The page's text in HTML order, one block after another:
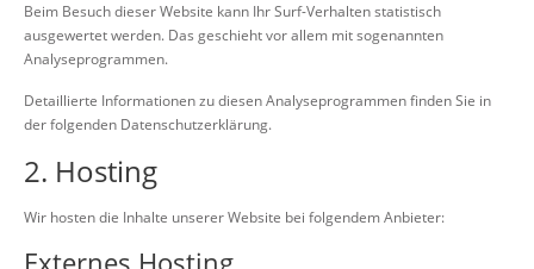
Beim Besuch dieser Website kann Ihr Surf-Verhalten statistisch
ausgewertet werden. Das geschieht vor allem mit sogenannten
Analyseprogrammen.
Detaillierte Informationen zu diesen Analyseprogrammen finden Sie in
der folgenden Datenschutzerklärung.
2. Hosting
Wir hosten die Inhalte unserer Website bei folgendem Anbieter:
Externes Hosting